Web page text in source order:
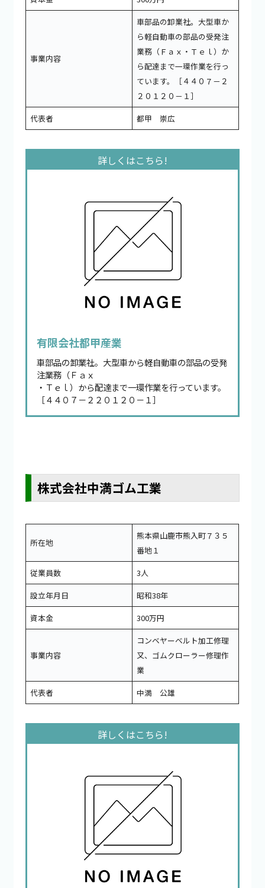
事業内容
車部品の卸業社。大型車か
ら軽自動車の部品の受発注
業務（Ｆａｘ・Ｔｅｌ）か
ら配達まで一環作業を行っ
ています。［４４０７－２
２０１２０－１］
代表者
都甲 崇広
有限会社都甲産業
車部品の卸業社。大型車から軽自動車の部品の受発
注業務（Ｆａｘ
・Ｔｅｌ）から配達まで一環作業を行っています。
［４４０７－２２０１２０－１］
株式会社中満ゴム工業
所在地
熊本県山鹿市熊入町７３５
番地１
従業員数
3人
設立年月日
昭和38年
資本金
300万円
事業内容
コンベヤーベルト加工修理
又、ゴムクローラー修理作
業
代表者
中満 公雄